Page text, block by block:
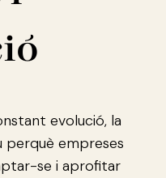
evolució, la
perquè empreses
se i aprofitar